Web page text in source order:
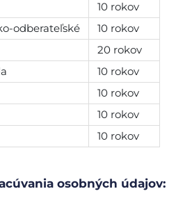
10 rokov
odberateľské
10 rokov
20 rokov
10 rokov
10 rokov
10 rokov
10 rokov
osobných údajov: